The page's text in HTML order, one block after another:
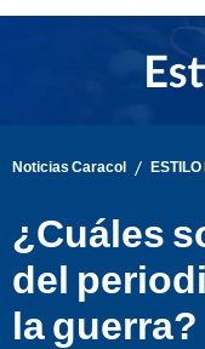
Noticias Caracol / ESTILO
¿Cuáles
del
la guerra?